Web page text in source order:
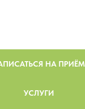
НА ПРИЁМ
УСЛУГИ